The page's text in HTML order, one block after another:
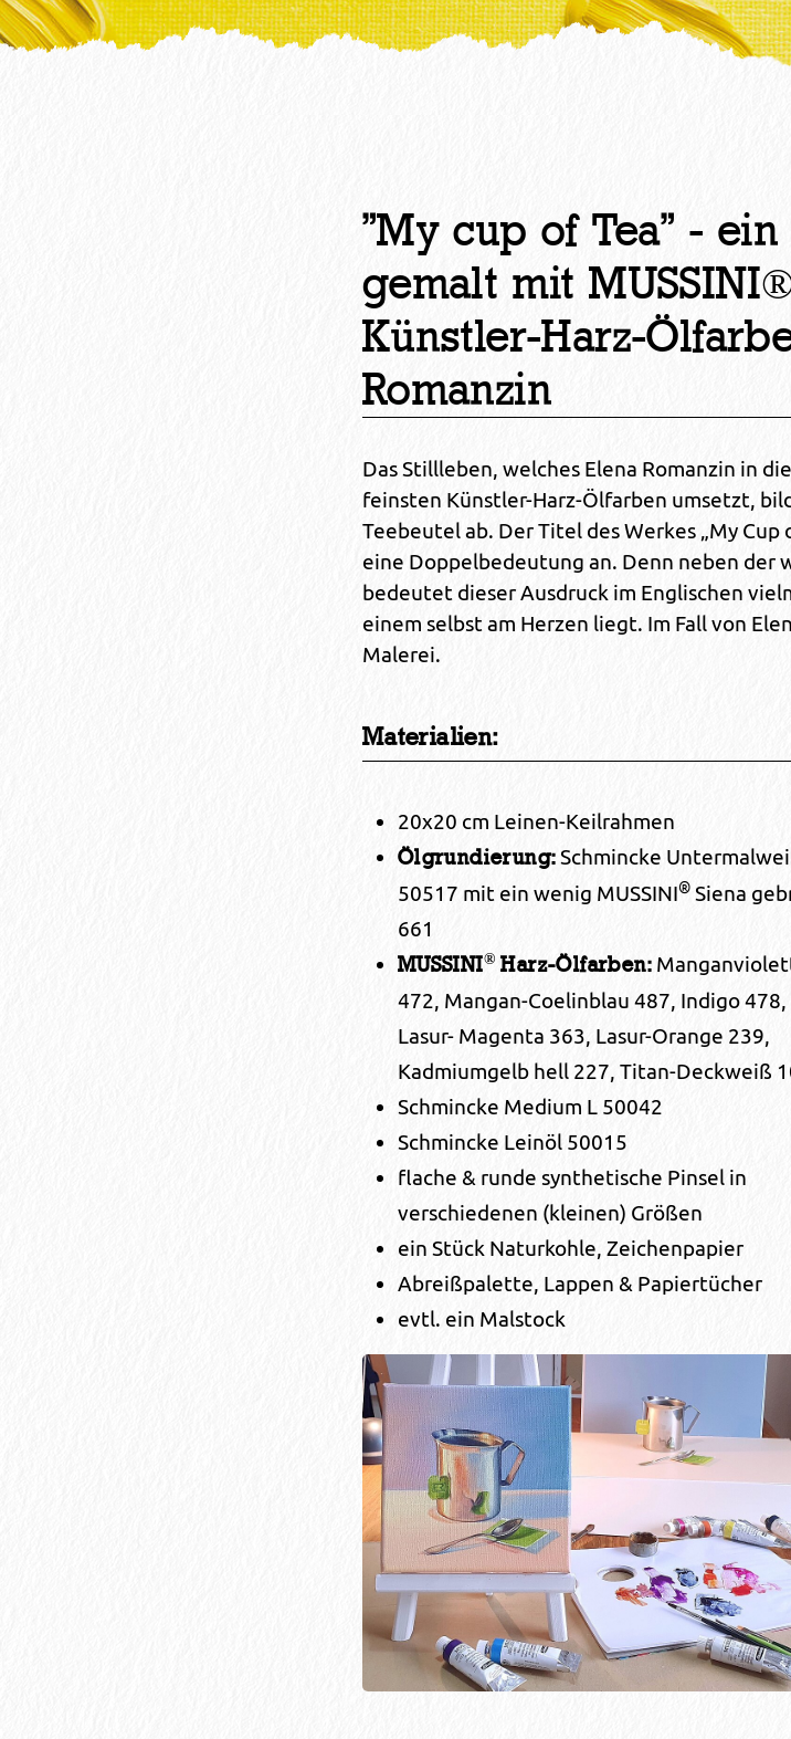
"My cup of Tea" - ein
gemalt mit
Künstler-Harz-
Romanzin
Das Stillleben, welches Elena Romanzin in
feinsten Künstler-Harz-Ölfarben umsetzt,
Teebeutel ab. Der Titel des Werkes „My
eine Doppelbedeutung an. Denn neben der
bedeutet dieser Ausdruck im Englischen
einem selbst am Herzen liegt. Im Fall von
Malerei.
Materialien:
20x20 cm Leinen-Keilrahmen
Ölgrundierung:Schmincke
50517 mit ein wenig MUSSINI®Siena
661
MUSSINI® Harz-Ölfarben:
472, Mangan-Coelinblau 487, Indigo 478,
Lasur- Magenta 363, Lasur-Orange 239,
Kadmiumgelb hell 227, Titan-Deckweiß
Schmincke Medium L 50042
Schmincke Leinöl 50015
flache & runde synthetische Pinsel in
verschiedenen (kleinen) Größen
ein Stück Naturkohle, Zeichenpapier
Abreißpalette, Lappen & Papiertücher
evtl. ein Malstock